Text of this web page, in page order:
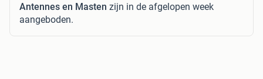
Antennes en Masten zijn in de afgelopen week
aangeboden.